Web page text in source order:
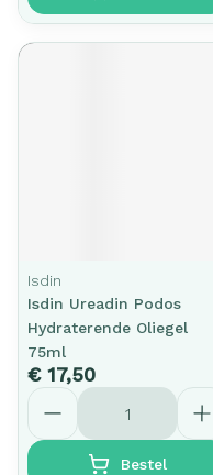
Isdin
Isdin Ureadin Podos
Hydraterende Oliegel
75ml
€ 17,50
Aantal
Bestel